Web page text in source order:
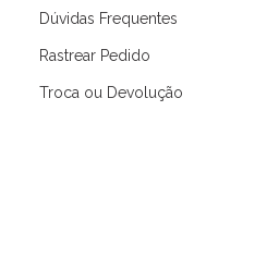
Dúvidas Frequentes
Rastrear Pedido
Troca ou Devolução